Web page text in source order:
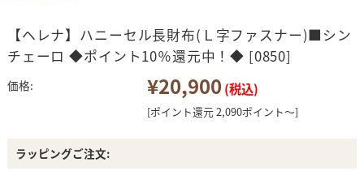
【ヘレナ】ハニーセル長財布(Ｌ字ファスナー)■シン
チェーロ ◆ポイント10％還元中！◆ [0850]
価格: ¥20,900 (税込)
[ポイント還元 2,090ポイント～]
ラッピングご注文: